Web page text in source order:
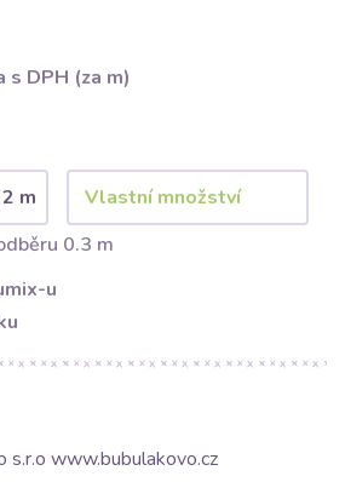
s DPH (za m)
2 m
0.3 m
u
s.r.o www.bubulakovo.cz